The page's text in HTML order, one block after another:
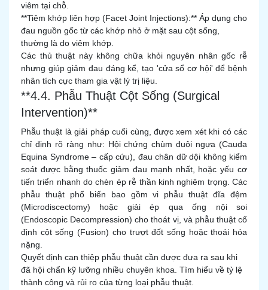
viêm tại chỗ.
**Tiêm khớp liên hợp (Facet Joint Injections):** Áp dụng cho
đau nguồn gốc từ các khớp nhỏ ở mặt sau cột sống,
thường là do viêm khớp.
Các thủ thuật này không chữa khỏi nguyên nhân gốc rễ
nhưng giúp giảm đau đáng kể, tạo 'cửa sổ cơ hội' để bệnh
nhân tích cực tham gia vật lý trị liệu.
**4.4. Phẫu Thuật Cột Sống (Surgical
Intervention)**
Phẫu thuật là giải pháp cuối cùng, được xem xét khi có các
chỉ định rõ ràng như: Hội chứng chùm đuôi ngựa (Cauda
Equina Syndrome – cấp cứu), đau chân dữ dội không kiểm
soát được bằng thuốc giảm đau mạnh nhất, hoặc yếu cơ
tiến triển nhanh do chèn ép rễ thần kinh nghiêm trọng. Các
phẫu thuật phổ biến bao gồm vi phẫu thuật đĩa đệm
(Microdiscectomy) hoặc giải ép qua ống nội soi
(Endoscopic Decompression) cho thoát vị, và phẫu thuật cố
định cột sống (Fusion) cho trượt đốt sống hoặc thoái hóa
nặng.
Quyết định can thiệp phẫu thuật cần được đưa ra sau khi
đã hội chẩn kỹ lưỡng nhiều chuyên khoa. Tìm hiểu về tỷ lệ
thành công và rủi ro của từng loại phẫu thuật.